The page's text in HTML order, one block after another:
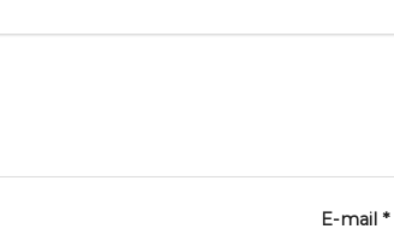
E-mail *